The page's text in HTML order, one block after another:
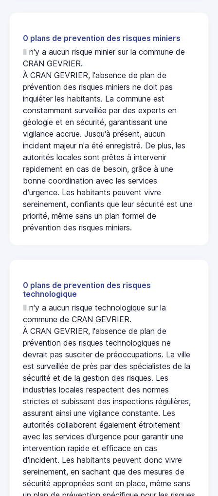
0 plans de prevention des risques miniers
Il n'y a aucun risque minier sur la commune de
CRAN GEVRIER.
À CRAN GEVRIER, l'absence de plan de
prévention des risques miniers ne doit pas
inquiéter les habitants. La commune est
constamment surveillée par des experts en
géologie et en sécurité, garantissant une
vigilance accrue. Jusqu'à présent, aucun
incident majeur n'a été enregistré. De plus, les
autorités locales sont prêtes à intervenir
rapidement en cas de besoin, grâce à une
bonne coordination avec les services
d'urgence. Les habitants peuvent vivre
sereinement, confiants que leur sécurité est une
priorité, même sans un plan formel de
prévention des risques miniers.
0 plans de prevention des risques
technologique
Il n'y a aucun risque technologique sur la
commune de CRAN GEVRIER.
À CRAN GEVRIER, l'absence de plan de
prévention des risques technologiques ne
devrait pas susciter de préoccupations. La ville
est surveillée de près par des spécialistes de la
sécurité et de la gestion des risques. Les
industries locales respectent des normes
strictes et subissent des inspections régulières,
assurant ainsi une vigilance constante. Les
autorités collaborent également étroitement
avec les services d'urgence pour garantir une
intervention rapide et efficace en cas
d'incident. Les habitants peuvent donc vivre
sereinement, en sachant que des mesures de
sécurité appropriées sont en place, même sans